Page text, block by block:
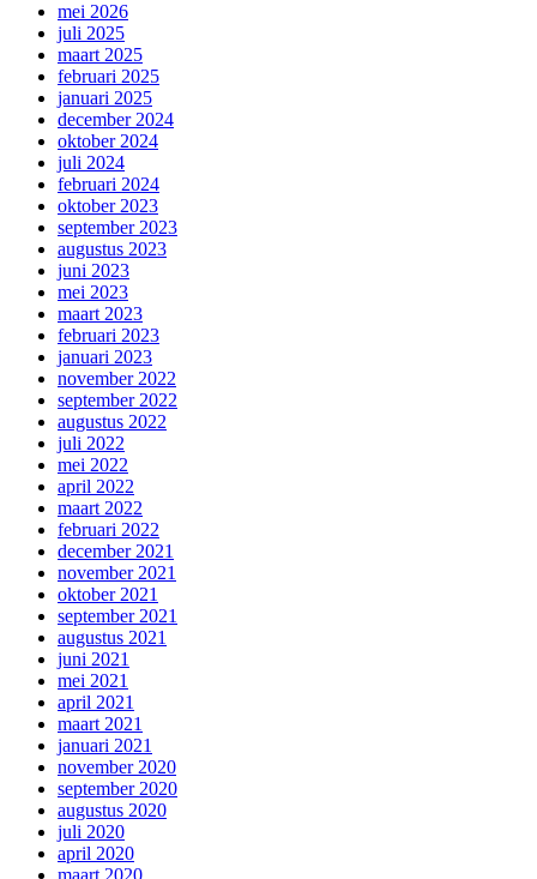
mei 2026
juli 2025
maart 2025
februari 2025
januari 2025
december 2024
oktober 2024
juli 2024
februari 2024
oktober 2023
september 2023
augustus 2023
juni 2023
mei 2023
maart 2023
februari 2023
januari 2023
november 2022
september 2022
augustus 2022
juli 2022
mei 2022
april 2022
maart 2022
februari 2022
december 2021
november 2021
oktober 2021
september 2021
augustus 2021
juni 2021
mei 2021
april 2021
maart 2021
januari 2021
november 2020
september 2020
augustus 2020
juli 2020
april 2020
maart 2020